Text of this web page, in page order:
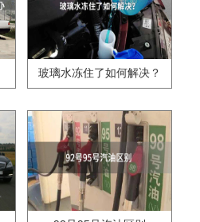
玻璃水冻住了如何解决？